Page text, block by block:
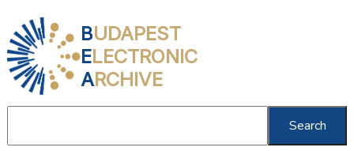
BUDAPEST
ELECTRONIC
ARCHIVE
Search